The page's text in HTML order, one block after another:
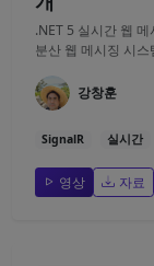
.NET 5 실시간 웹
분산 웹 메시징 시스
강창훈
SignalR 실시간
영상 자료